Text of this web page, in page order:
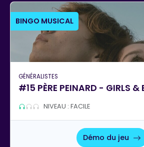
BINGO MUSICAL
GÉNÉRALISTES
#15 PÈRE PEINARD - GIRLS &
NIVEAU : FACILE
Démo du jeu